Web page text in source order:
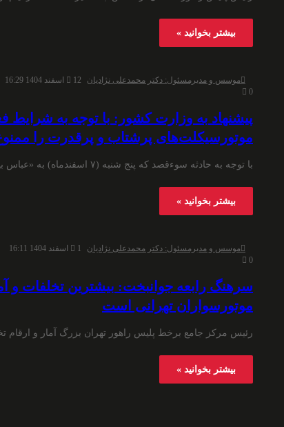
بیشتر بخوانید »
موسس و مدیرمسئول: دکتر محمدعلی نژادیان
12 اسفند 1404 16:29
0
پیشنهاد به وزارت کشور: با توجه به
موتورسیکلت‌های پرشتاب و پرقدرت را
با توجه به حادثه‌ سوءقصد که پنج شنبه (۷ اسفندماه) به «عباس بیگدلی» نماینده مردم تاکستان در مجلس شورای اسلامی…
بیشتر بخوانید »
موسس و مدیرمسئول: دکتر محمدعلی نژادیان
1 اسفند 1404 16:11
0
سرهنگ رابعه جوانبخت: بیشترین تخلفات و
موتورسواران تهرانی است
رئیس مرکز جامع برخط پلیس راهور تهران بزرگ آمار و ارقام
بیشتر بخوانید »